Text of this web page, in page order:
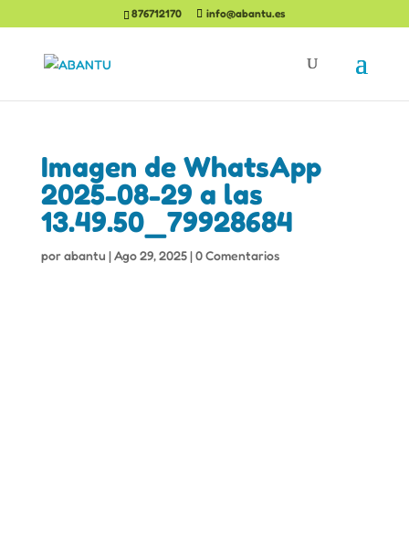
876712170 info@abantu.es
Imagen de WhatsApp
2025-08-29 a las
13.49.50_79928684
porabantu |Ago 29, 2025|0 Comentarios